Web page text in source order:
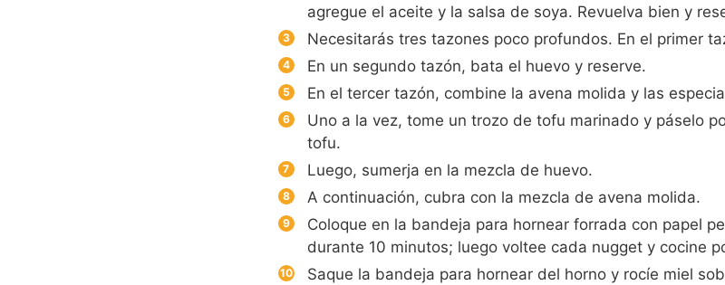
agregue el aceite y la salsa de soya. Revuelva bien y
Necesitarás tres tazones poco profundos. En el primer
En un segundo tazón, bata el huevo y reserve.
En el tercer tazón, combine la avena molida y las
Uno a la vez, tome un trozo de tofu marinado y páselo
tofu.
Luego, sumerja en la mezcla de huevo.
A continuación, cubra con la mezcla de avena molida.
Coloque en la bandeja para hornear forrada con papel
durante 10 minutos; luego voltee cada nugget y cocine
Saque la bandeja para hornear del horno y rocíe miel